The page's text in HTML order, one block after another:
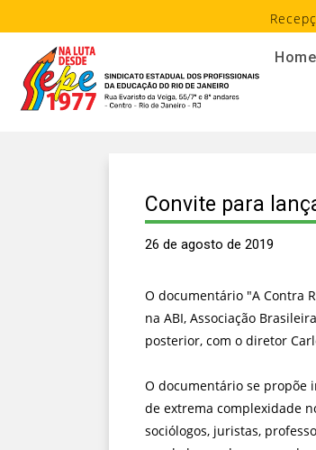
Home
Convite para
26 de agosto de 2019
O documentário "A Contra
na ABI, Associação
posterior, com o diretor
O documentário se propõe
de extrema complexidade
sociólogos, juristas,